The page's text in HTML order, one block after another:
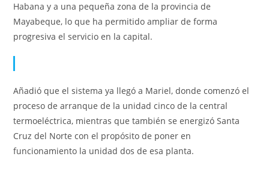
Habana y a una pequeña zona de la provincia de
Mayabeque, lo que ha permitido ampliar de forma
progresiva el servicio en la capital.
Añadió que el sistema ya llegó a Mariel, donde comenzó el
proceso de arranque de la unidad cinco de la central
termoeléctrica, mientras que también se energizó Santa
Cruz del Norte con el propósito de poner en
funcionamiento la unidad dos de esa planta.